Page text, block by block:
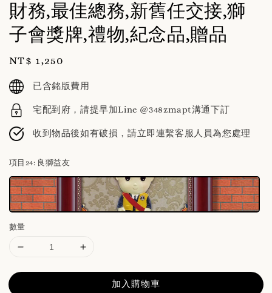
財務,最佳總務,新舊任交接,獅
子會獎牌,禮物,紀念品,贈品
Regular
price
NT$ 1,250
已含銘版費用
宅配到府，請提早加Line @348zmapt溝通下訂
收到物品後如有破損，請立即連繫客服人員為您處理
項目24: 良獅益友
數量
加入購物車